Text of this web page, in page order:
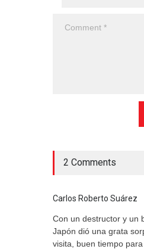
2 Comments
Carlos Roberto Suárez
Con un destructor y un
Japón dió una grata
visita, buen tiempo